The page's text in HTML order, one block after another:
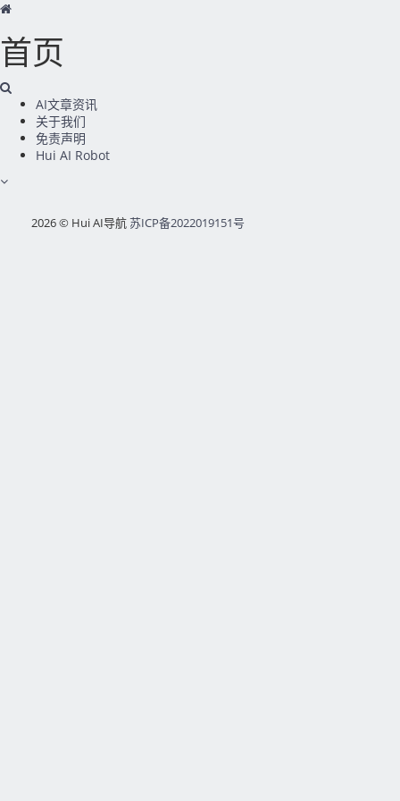
首页
AI文章资讯
关于我们
免责声明
Hui AI Robot
2026 © Hui AI导航苏ICP备2022019151号